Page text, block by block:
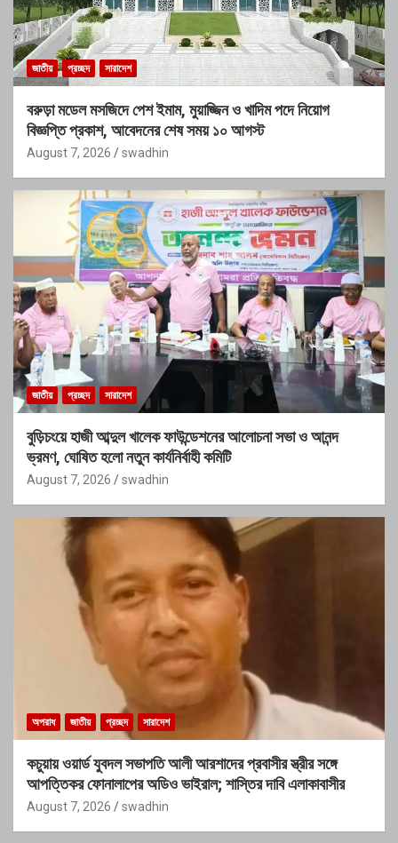
জাতীয় প্রচ্ছদ সারাদেশ
বরুড়া মডেল মসজিদে পেশ ইমাম, মুয়াজ্জিন ও খাদিম পদে নিয়োগ
বিজ্ঞপ্তি প্রকাশ, আবেদনের শেষ সময় ১০ আগস্ট
August 7, 2026 swadhin
জাতীয় প্রচ্ছদ সারাদেশ
বুড়িচংয়ে হাজী আব্দুল খালেক ফাউন্ডেশনের আলোচনা সভা ও আনন্দ
ভ্রমণ, ঘোষিত হলো নতুন কার্যনির্বাহী কমিটি
August 7, 2026 swadhin
অপরাধ জাতীয় প্রচ্ছদ সারাদেশ
কচুয়ায় ওয়ার্ড যুবদল সভাপতি আলী আরশাদের প্রবাসীর স্ত্রীর সঙ্গে
আপত্তিকর ফোনালাপের অডিও ভাইরাল; শাস্তির দাবি এলাকাবাসীর
August 7, 2026 swadhin